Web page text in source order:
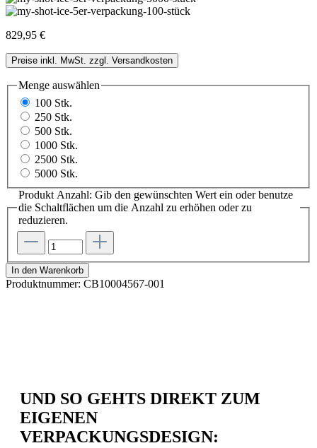
829,95 €
Preise inkl. MwSt. zzgl. Versandkosten
Menge auswählen
100 Stk.
250 Stk.
500 Stk.
1000 Stk.
2500 Stk.
5000 Stk.
Produkt Anzahl: Gib den gewünschten Wert ein oder benutze
die Schaltflächen um die Anzahl zu erhöhen oder zu
reduzieren.
In den Warenkorb
Produktnummer: CB10004567-001
UND SO GEHTS DIREKT ZUM
EIGENEN
VERPACKUNGSDESIGN: